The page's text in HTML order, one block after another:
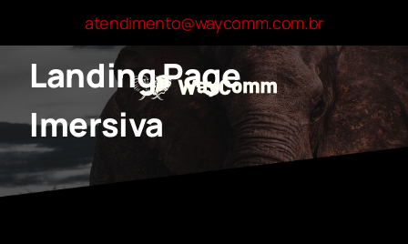
content
atendimento@waycomm.com.br
Landing Page
Imersiva